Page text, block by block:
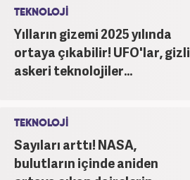
TEKNOLOJİ
Yılların gizemi 2025 yılında
ortaya çıkabilir! UFO'lar, gizli
askeri teknolojiler...
TEKNOLOJİ
Sayıları arttı! NASA,
bulutların içinde aniden